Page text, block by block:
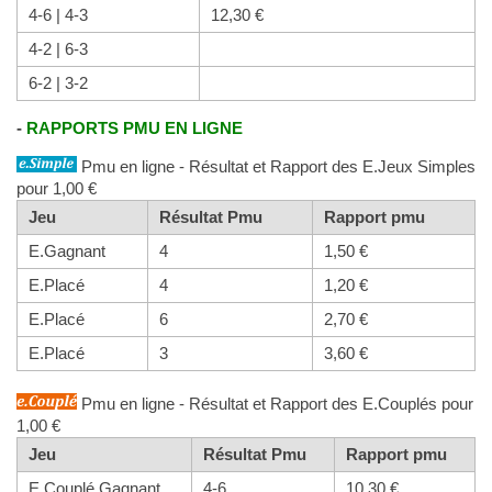
4-6 | 4-3
12,30 €
4-2 | 6-3
6-2 | 3-2
- RAPPORTS PMU EN LIGNE
Pmu en ligne - Résultat et Rapport des E.Jeux Simples
pour 1,00 €
Jeu
Résultat Pmu
Rapport pmu
E.Gagnant
4
1,50 €
E.Placé
4
1,20 €
E.Placé
6
2,70 €
E.Placé
3 3,60 €
Pmu en ligne - Résultat et Rapport des E.Couplés pour
1,00 €
Jeu
Résultat Pmu
Rapport pmu
E.Couplé Gagnant
4-6 10,30 €